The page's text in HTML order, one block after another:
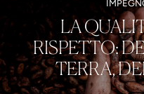
LA
RISPETTO:
TERRA,